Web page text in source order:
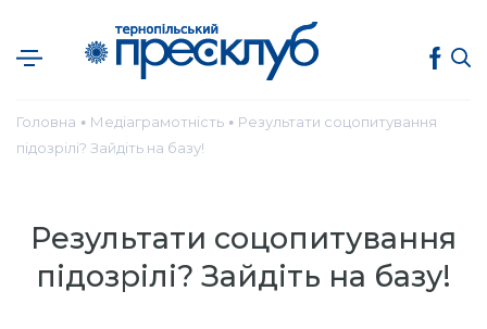
Головна ● Медіаграмотність ● Результати соцопитування
підозрілі? Зайдіть на базу!
Результати соцопитування
підозрілі? Зайдіть на базу!